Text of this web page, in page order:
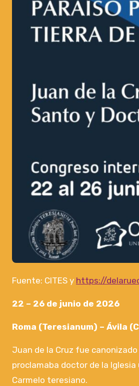
Fuente: CITES y https://
22 – 26 de junio de 2026
Roma (Teresianum) – Ávila
Juan de la Cruz fue
proclamaba doctor de la
Carmelo teresiano.